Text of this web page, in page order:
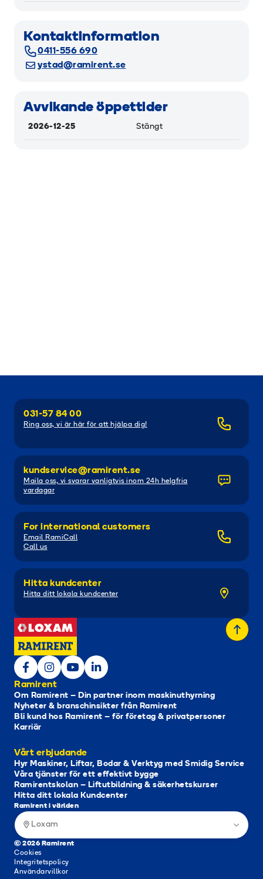
Kontaktinformation
0411-556 690
ystad@ramirent.se
Avvikande öppettider
2026-12-25 Stängt
031-57 84 00
Ring oss, vi är här för att hjälpa dig!
kundservice@ramirent.se
Maila oss, vi svarar vanligtvis inom 24h helgfria
vardagar
For international customers
Email RamiCall
Call us
Hitta kundcenter
Hitta ditt lokala kundcenter
Ramirent
Om Ramirent – Din partner inom maskinuthyrning
Nyheter & branschinsikter från Ramirent
Bli kund hos Ramirent – för företag & privatpersoner
Karriär
Vårt erbjudande
Hyr Maskiner, Liftar, Bodar & Verktyg med Smidig Service
Våra tjänster för ett effektivt bygge
Ramirentskolan – Liftutbildning & säkerhetskurser
Hitta ditt lokala Kundcenter
© 2026 Ramirent
Cookies
Integritetspolicy
Användarvillkor
Ramirent i världen
Loxam